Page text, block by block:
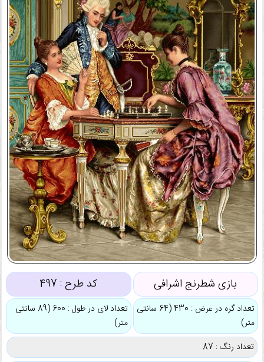
بازی شطرنج اشرافی کد طرح : 497
تعداد گره در عرض : 430 (64 سانتی
متر)
تعداد لای در طول : 600 (89 سانتی
متر)
تعداد رنگ : 87